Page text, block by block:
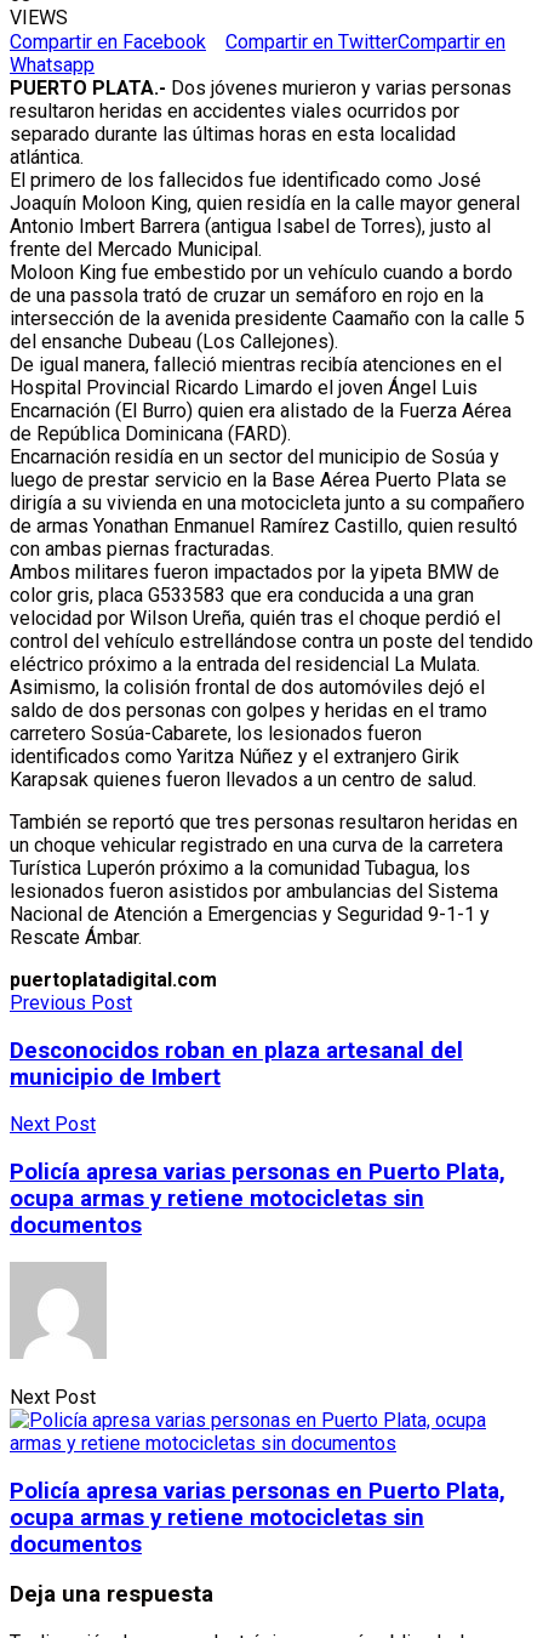
VIEWS
Compartir en Facebook
Compartir en TwitterCompartir en
Whatsapp
PUERTO PLATA.- Dos jóvenes murieron y varias personas
resultaron heridas en accidentes viales ocurridos por
separado durante las últimas horas en esta localidad
atlántica.
El primero de los fallecidos fue identificado como José
Joaquín Moloon King, quien residía en la calle mayor general
Antonio Imbert Barrera (antigua Isabel de Torres), justo al
frente del Mercado Municipal.
Moloon King fue embestido por un vehículo cuando a bordo
de una passola trató de cruzar un semáforo en rojo en la
intersección de la avenida presidente Caamaño con la calle 5
del ensanche Dubeau (Los Callejones).
De igual manera, falleció mientras recibía atenciones en el
Hospital Provincial Ricardo Limardo el joven Ángel Luis
Encarnación (El Burro) quien era alistado de la Fuerza Aérea
de República Dominicana (FARD).
Encarnación residía en un sector del municipio de Sosúa y
luego de prestar servicio en la Base Aérea Puerto Plata se
dirigía a su vivienda en una motocicleta junto a su compañero
de armas Yonathan Enmanuel Ramírez Castillo, quien resultó
con ambas piernas fracturadas.
Ambos militares fueron impactados por la yipeta BMW de
color gris, placa G533583 que era conducida a una gran
velocidad por Wilson Ureña, quién tras el choque perdió el
control del vehículo estrellándose contra un poste del tendido
eléctrico próximo a la entrada del residencial La Mulata.
Asimismo, la colisión frontal de dos automóviles dejó el
saldo de dos personas con golpes y heridas en el tramo
carretero Sosúa-Cabarete, los lesionados fueron
identificados como Yaritza Núñez y el extranjero Girik
Karapsak quienes fueron llevados a un centro de salud.
También se reportó que tres personas resultaron heridas en
un choque vehicular registrado en una curva de la carretera
Turística Luperón próximo a la comunidad Tubagua, los
lesionados fueron asistidos por ambulancias del Sistema
Nacional de Atención a Emergencias y Seguridad 9-1-1 y
Rescate Ámbar.
puertoplatadigital.com
Previous Post
Desconocidos roban en plaza artesanal del
municipio de Imbert
Next Post
Policía apresa varias personas en Puerto Plata,
ocupa armas y retiene motocicletas sin
documentos
Next Post
Policía apresa varias personas en Puerto Plata,
ocupa armas y retiene motocicletas sin
documentos
Deja una respuesta